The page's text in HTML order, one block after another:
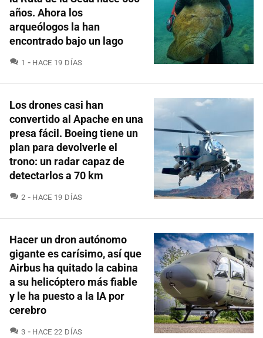
años. Ahora los
arqueólogos la han
encontrado bajo un lago
1 COMENTARIOS
HACE 19 DÍAS
Los drones casi han
convertido al Apache en una
presa fácil. Boeing tiene un
plan para devolverle el
trono: un radar capaz de
detectarlos a 70 km
2 COMENTARIOS
HACE 19 DÍAS
Hacer un dron autónomo
gigante es carísimo, así que
Airbus ha quitado la cabina
a su helicóptero más fiable
y le ha puesto a la IA por
cerebro
3 COMENTARIOS
HACE 22 DÍAS